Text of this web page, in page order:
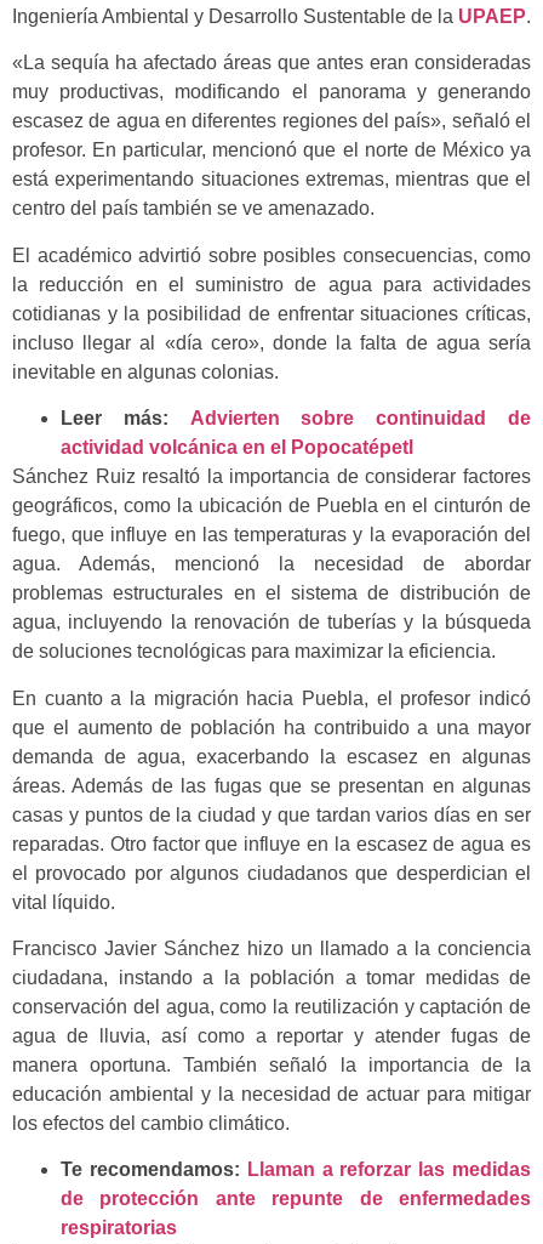
Ingeniería Ambiental y Desarrollo Sustentable de la UPAEP.
«La sequía ha afectado áreas que antes eran consideradas
muy productivas, modificando el panorama y generando
escasez de agua en diferentes regiones del país», señaló el
profesor. En particular, mencionó que el norte de México ya
está experimentando situaciones extremas, mientras que el
centro del país también se ve amenazado.
El académico advirtió sobre posibles consecuencias, como
la reducción en el suministro de agua para actividades
cotidianas y la posibilidad de enfrentar situaciones críticas,
incluso llegar al «día cero», donde la falta de agua sería
inevitable en algunas colonias.
Leer más: Advierten sobre continuidad de
actividad volcánica en el Popocatépetl
Sánchez Ruiz resaltó la importancia de considerar factores
geográficos, como la ubicación de Puebla en el cinturón de
fuego, que influye en las temperaturas y la evaporación del
agua. Además, mencionó la necesidad de abordar
problemas estructurales en el sistema de distribución de
agua, incluyendo la renovación de tuberías y la búsqueda
de soluciones tecnológicas para maximizar la eficiencia.
En cuanto a la migración hacia Puebla, el profesor indicó
que el aumento de población ha contribuido a una mayor
demanda de agua, exacerbando la escasez en algunas
áreas. Además de las fugas que se presentan en algunas
casas y puntos de la ciudad y que tardan varios días en ser
reparadas. Otro factor que influye en la escasez de agua es
el provocado por algunos ciudadanos que desperdician el
vital líquido.
Francisco Javier Sánchez hizo un llamado a la conciencia
ciudadana, instando a la población a tomar medidas de
conservación del agua, como la reutilización y captación de
agua de lluvia, así como a reportar y atender fugas de
manera oportuna. También señaló la importancia de la
educación ambiental y la necesidad de actuar para mitigar
los efectos del cambio climático.
Te recomendamos: Llaman a reforzar las medidas
de protección ante repunte de enfermedades
respiratorias